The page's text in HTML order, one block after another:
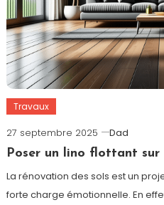
Travaux
27 septembre 2025
Dad
Poser un lino flottant
La rénovation des sols est un
forte charge émotionnelle. En